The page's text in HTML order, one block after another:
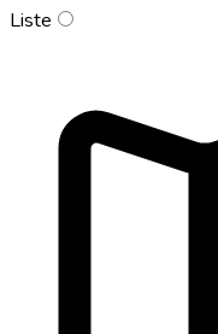
Liste